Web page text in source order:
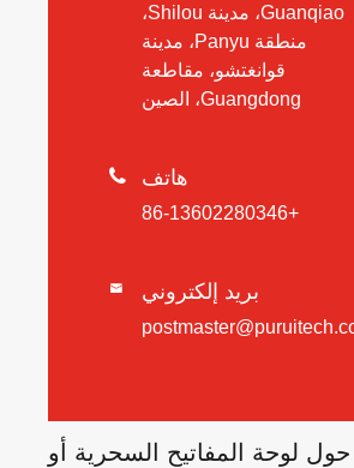
Guanqiao، مدينة Shilou،
منطقة Panyu، مدينة
قوانغتشو، مقاطعة
Guangdong، الصين
 هاتف
+86-13602280346
 بريد إلكتروني
لوحة المفاتيح السحرية أو